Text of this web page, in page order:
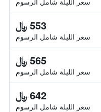
553 ﷼
سعر الليلة شامل الرسوم
565 ﷼
سعر الليلة شامل الرسوم
642 ﷼
سعر الليلة شامل الرسوم